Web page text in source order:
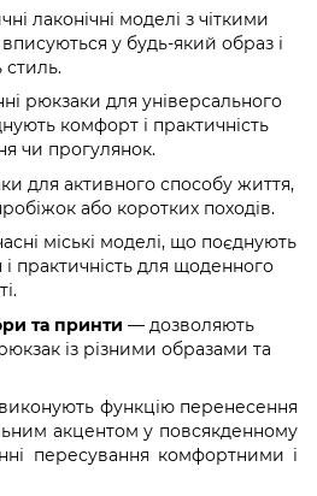
лаконічні моделі з чіткими
у будь-який образ і
рюкзаки для універсального
комфорт і практичність
чи прогулянок.
для активного способу життя,
або коротких походів.
міські моделі, що поєднують
практичність для щоденного
та принти — дозволяють
із різними образами та
функцію перенесення
акцентом у повсякденному
пересування комфортними і